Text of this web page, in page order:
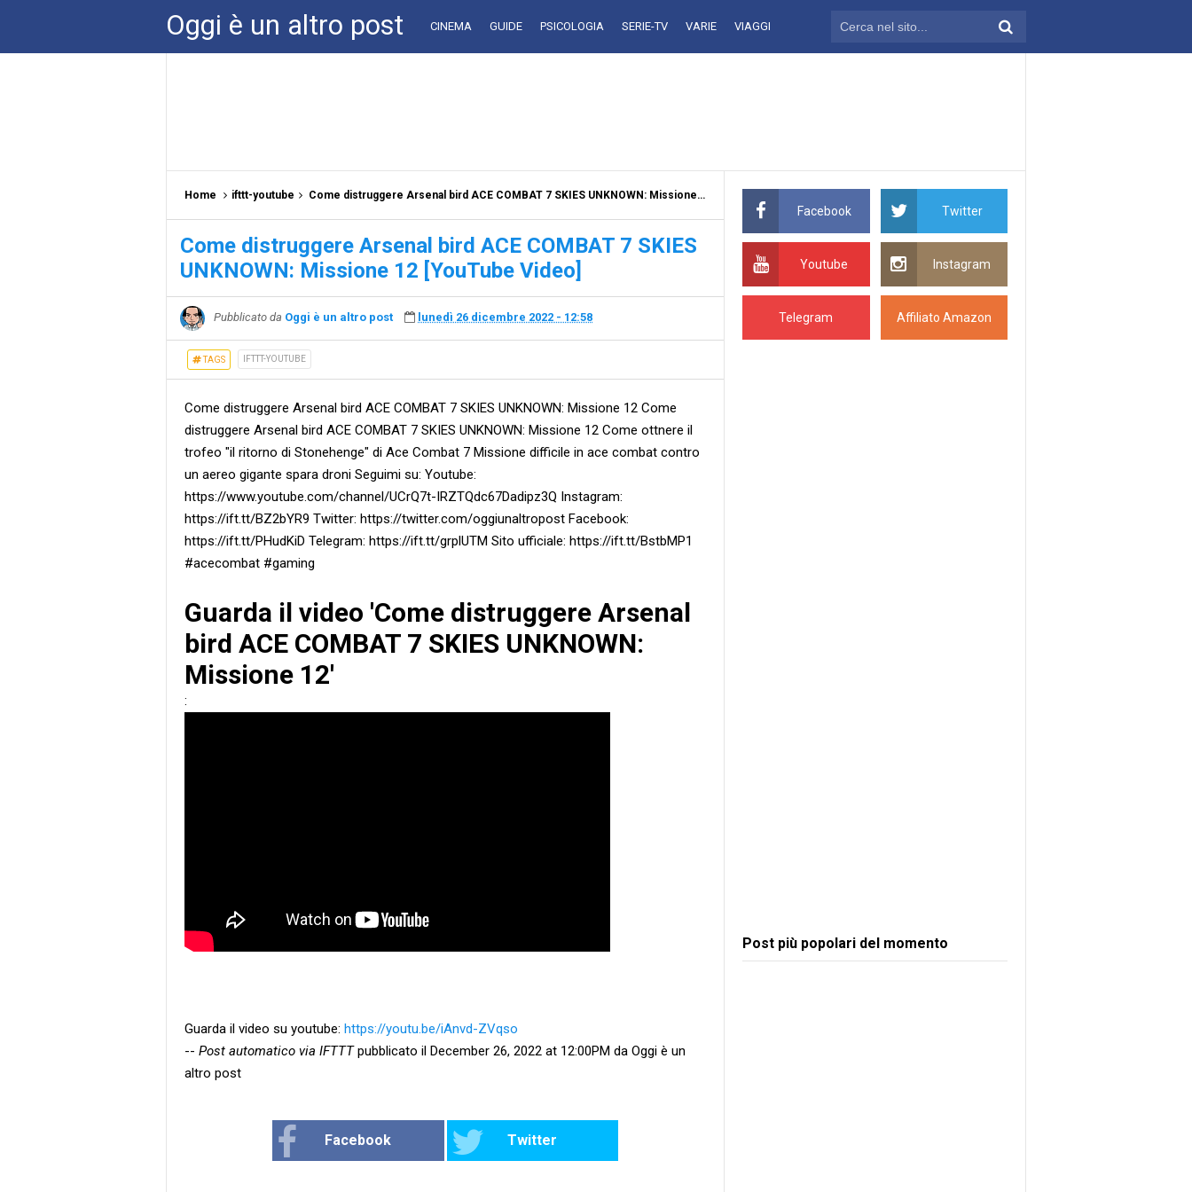
Oggi è un altro post CINEMA GUIDE PSICOLOGIA SERIE-TV VARIE VIAGGI
Home ifttt-youtube Come distruggere Arsenal bird ACE COMBAT 7 SKIES UNKNOWN: Missione 12 [YouTube Video]
Come distruggere Arsenal bird ACE COMBAT 7 SKIES
UNKNOWN: Missione 12 [YouTube Video]
Pubblicato da Oggi è un altro post lunedì 26 dicembre 2022 - 12:58
TAGS IFTTT-YOUTUBE
Come distruggere Arsenal bird ACE COMBAT 7 SKIES UNKNOWN: Missione 12 Come
distruggere Arsenal bird ACE COMBAT 7 SKIES UNKNOWN: Missione 12 Come ottnere il
trofeo "il ritorno di Stonehenge" di Ace Combat 7 Missione difficile in ace combat contro
un aereo gigante spara droni Seguimi su: Youtube:
https://www.youtube.com/channel/UCrQ7t-IRZTQdc67Dadipz3Q Instagram:
https://ift.tt/BZ2bYR9 Twitter: https://twitter.com/oggiunaltropost Facebook:
https://ift.tt/PHudKiD Telegram: https://ift.tt/grplUTM Sito ufficiale: https://ift.tt/BstbMP1
#acecombat #gaming
Guarda il video 'Come distruggere Arsenal
bird ACE COMBAT 7 SKIES UNKNOWN:
Missione 12'
:
Guarda il video su youtube: https://youtu.be/iAnvd-ZVqso
-- Post automatico via IFTTTpubblicato il December 26, 2022 at 12:00PM da Oggi è un
altro post
Facebook Twitter
Facebook Twitter
Youtube Instagram
Telegram Affiliato Amazon
Post più popolari del momento